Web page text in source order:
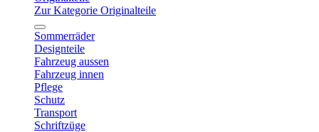
Zur Kategorie Originalteile
Sommerräder
Designteile
Fahrzeug aussen
Fahrzeug innen
Pflege
Schutz
Transport
Schriftzüge